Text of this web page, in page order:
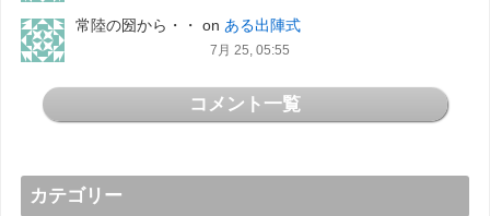
常陸の圀から・・ on ある出陣式
7月 25, 05:55
コメント一覧
カテゴリー